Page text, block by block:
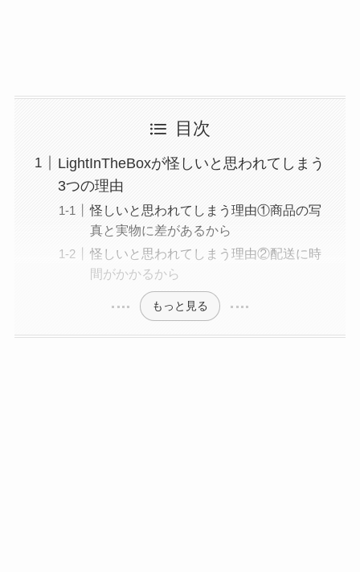
目次
LightInTheBoxが怪しいと思われてしまう
3つの理由
怪しいと思われてしまう理由①商品の写
真と実物に差があるから
怪しいと思われてしまう理由②配送に時
間がかかるから
もっと見る